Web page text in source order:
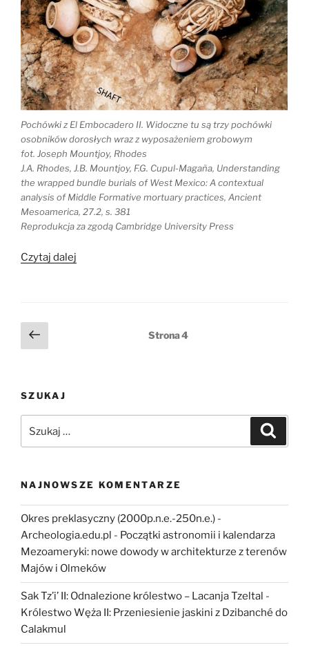
Pochówki z El Embocadero II. Widoczne tu są trzy pochówki
osobników dorosłych wraz z wyposażeniem grobowym
fot. Joseph Mountjoy, Rhodes
J.A. Rhodes, J.B. Mountjoy, F.G. Cupul-Magaña, Understanding
the wrapped bundle burials of West Mexico: A contextual
analysis of Middle Formative mortuary practices, Ancient
Mesoamerica, 27.2, s. 381
Reprodukcja za zgodą Cambridge University Press
Czytaj dalej
Stronicowanie
wpisów
Poprzednia
strona
Strona4
SZUKAJ
NAJNOWSZE KOMENTARZE
Okres preklasyczny (2000p.n.e.-250n.e.) -
Archeologia.edu.pl - Początki astronomii i kalendarza
Mezoameryki: nowe dowody w architekturze z terenów
Majów i Olmeków
Sak Tz’i’ II: Odnalezione królestwo – Lacanja Tzeltal -
Królestwo Węża II: Przeniesienie jaskini z Dzibanché do
Calakmul